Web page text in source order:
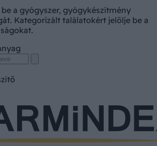
be a gyógyszer, gyógykészítmény
Kategorizált találatokért jelölje be a